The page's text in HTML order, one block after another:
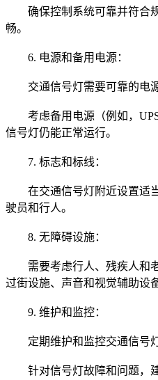
确保控制系统可靠并符合
畅。
6. 电源和备用电源：
交通信号灯需要可靠的电源
考虑备用电源（例如，UPS
信号灯仍能正常运行。
7. 标志和标线：
在交通信号灯附近设置适当
驶员和行人。
8. 无障碍设施：
需要考虑行人、残疾人和老
过街设施、声音和视觉辅助设
9. 维护和监控：
定期维护和监控交通信号灯
针对信号灯故障和问题，建